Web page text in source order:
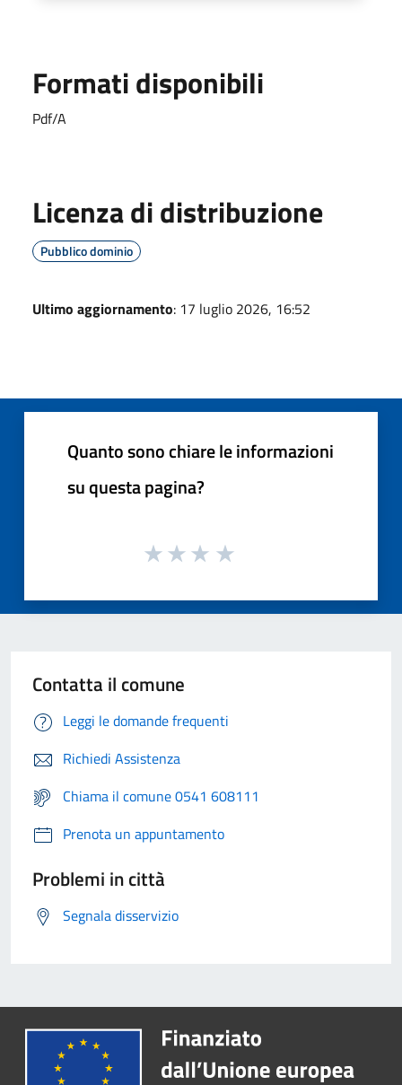
Formati disponibili
Pdf/A
Licenza di distribuzione
Pubblico dominio
Ultimo aggiornamento: 17 luglio 2026, 16:52
Quanto sono chiare le informazioni
su questa pagina?
Contatta il comune
Leggi le domande frequenti
Richiedi Assistenza
Chiama il comune 0541 608111
Prenota un appuntamento
Problemi in città
Segnala disservizio